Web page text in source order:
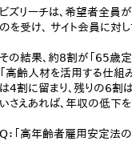
ビズリーチは、希望者全員
のを受け、 サイト会員に対
その結果、約8割が「65歳定
「高齢人材を活用する仕組
は4割に留まり、残りの6割
いさえあれば、年収の低下
Q：「高年齢者雇用安定法